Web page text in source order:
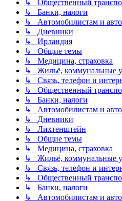
↳ Общественный
↳ Банки, налоги
↳ Автомобилистам и
↳ Дневники
↳ Ирландия
↳ Общие темы
↳ Медицина, страховка
↳ Жильё, коммунальные
↳ Связь, телефон и
↳ Общественный
↳ Банки, налоги
↳ Автомобилистам и
↳ Дневники
↳ Лихтенштейн
↳ Общие темы
↳ Медицина, страховка
↳ Жильё, коммунальные
↳ Связь, телефон и
↳ Общественный
↳ Банки, налоги
↳ Автомобилистам и